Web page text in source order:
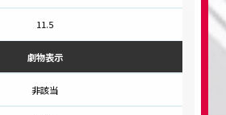
11.5
劇物表示
非該当